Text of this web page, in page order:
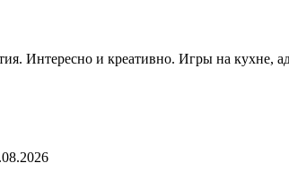
Интересно и креативно. Игры на кухне,